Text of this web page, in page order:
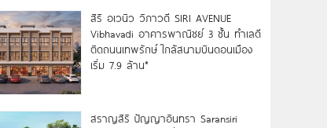
สิริ อเวนิว วิภาวดี SIRI AVENUE
Vibhavadi อาคารพาณิชย์ 3 ชั้น ทำเลดี
ติดถนนเทพรักษ์ ใกล้สนามบินดอนเมือง
เริ่ม 7.9 ล้าน*
สราญสิริ ปัญญาอินทรา Saransiri